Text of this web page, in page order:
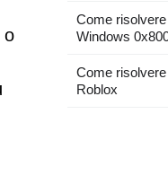
o
Come
Windows
Come
Roblox